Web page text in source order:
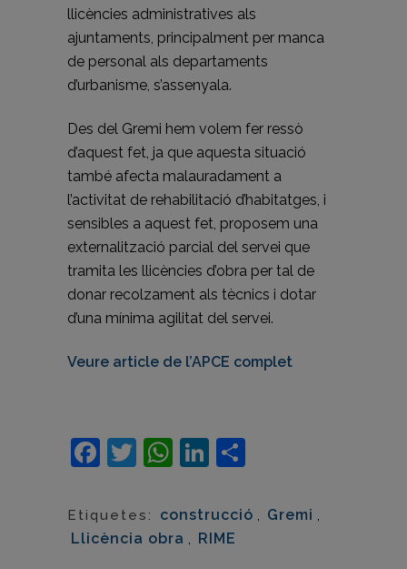
llicències administratives als
ajuntaments, principalment per manca
de personal als departaments
d’urbanisme, s’assenyala.
Des del Gremi hem volem fer ressò
d’aquest fet, ja que aquesta situació
també afecta malauradament a
l’activitat de rehabilitació d’habitatges, i
sensibles a aquest fet, proposem una
externalització parcial del servei que
tramita les llicències d’obra per tal de
donar recolzament als tècnics i dotar
d’una mínima agilitat del servei.
Veure article de l’APCE complet
Facebook
Twitter
WhatsApp
LinkedIn
Etiquetes: construcció , Gremi ,
Llicència obra , RIME